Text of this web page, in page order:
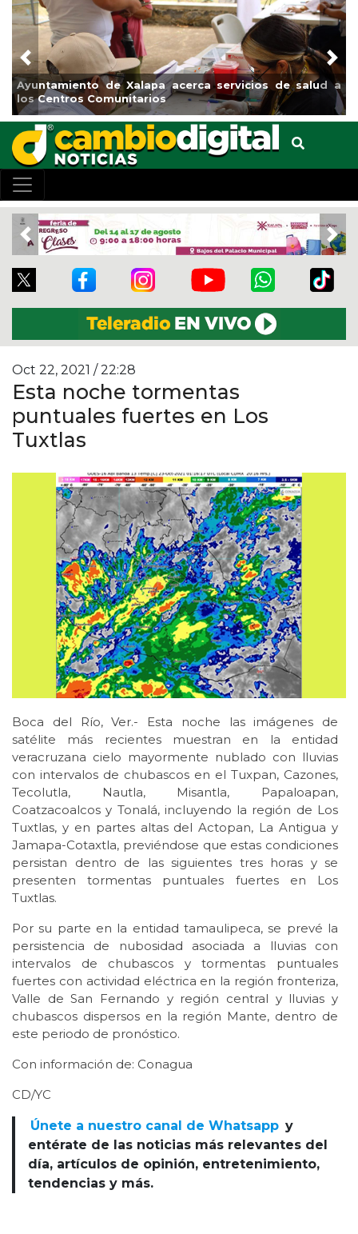
Ayuntamiento de Xalapa acerca servicios de salud a
los Centros Comunitarios
Previous
Previous
Oct 22, 2021 / 22:28
Esta noche tormentas
puntuales fuertes en Los
Tuxtlas
Boca del Río, Ver.- Esta noche las imágenes de
satélite más recientes muestran en la entidad
veracruzana cielo mayormente nublado con lluvias
con intervalos de chubascos en el Tuxpan, Cazones,
Tecolutla, Nautla, Misantla, Papaloapan,
Coatzacoalcos y Tonalá, incluyendo la región de Los
Tuxtlas, y en partes altas del Actopan, La Antigua y
Jamapa-Cotaxtla, previéndose que estas condiciones
persistan dentro de las siguientes tres horas y se
presenten tormentas puntuales fuertes en Los
Tuxtlas.
Por su parte en la entidad tamaulipeca, se prevé la
persistencia de nubosidad asociada a lluvias con
intervalos de chubascos y tormentas puntuales
fuertes con actividad eléctrica en la región fronteriza,
Valle de San Fernando y región central y lluvias y
chubascos dispersos en la región Mante, dentro de
este periodo de pronóstico.
Con información de: Conagua
CD/YC
Únete a nuestro canal de Whatsapp y
entérate de las noticias más relevantes del
día, artículos de opinión, entretenimiento,
tendencias y más.